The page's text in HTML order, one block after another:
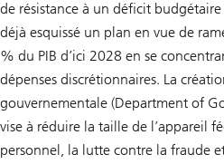
de résistance à un déficit budgétaire
déjà esquissé un plan en vue de
% du PIB d’ici 2028 en se
dépenses discrétionnaires. La
gouvernementale (Department of
vise à réduire la taille de l’appareil
personnel, la lutte contre la fraude